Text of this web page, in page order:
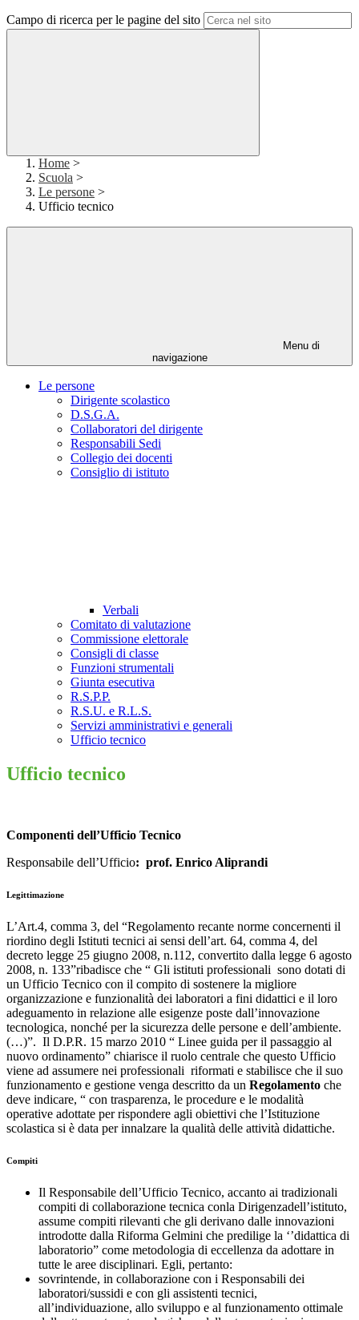
Campo di ricerca per le pagine del sito
Home >
Scuola >
Le persone >
Ufficio tecnico
Menu di
navigazione
Le persone
Dirigente scolastico
D.S.G.A.
Collaboratori del dirigente
Responsabili Sedi
Collegio dei docenti
Consiglio di istituto
Verbali
Comitato di valutazione
Commissione elettorale
Consigli di classe
Funzioni strumentali
Giunta esecutiva
R.S.P.P.
R.S.U. e R.L.S.
Servizi amministrativi e generali
Ufficio tecnico
Ufficio tecnico
Componenti dell’Ufficio Tecnico
Responsabile dell’Ufficio: prof. Enrico Aliprandi
Legittimazione
L’Art.4, comma 3, del “Regolamento recante norme concernenti il
riordino degli Istituti tecnici ai sensi dell’art. 64, comma 4, del
decreto legge 25 giugno 2008, n.112, convertito dalla legge 6 agosto
2008, n. 133”ribadisce che “ Gli istituti professionali sono dotati di
un Ufficio Tecnico con il compito di sostenere la migliore
organizzazione e funzionalità dei laboratori a fini didattici e il loro
adeguamento in relazione alle esigenze poste dall’innovazione
tecnologica, nonché per la sicurezza delle persone e dell’ambiente.
(…)”. Il D.P.R. 15 marzo 2010 “ Linee guida per il passaggio al
nuovo ordinamento” chiarisce il ruolo centrale che questo Ufficio
viene ad assumere nei professionali riformati e stabilisce che il suo
funzionamento e gestione venga descritto da un Regolamento che
deve indicare, “ con trasparenza, le procedure e le modalità
operative adottate per rispondere agli obiettivi che l’Istituzione
scolastica si è data per innalzare la qualità delle attività didattiche.
Compiti
Il Responsabile dell’Ufficio Tecnico, accanto ai tradizionali
compiti di collaborazione tecnica conla Dirigenzadell’istituto,
assume compiti rilevanti che gli derivano dalle innovazioni
introdotte dalla Riforma Gelmini che predilige la ‘’didattica di
laboratorio” come metodologia di eccellenza da adottare in
tutte le aree disciplinari. Egli, pertanto:
sovrintende, in collaborazione con i Responsabili dei
laboratori/sussidi e con gli assistenti tecnici,
all’individuazione, allo sviluppo e al funzionamento ottimale